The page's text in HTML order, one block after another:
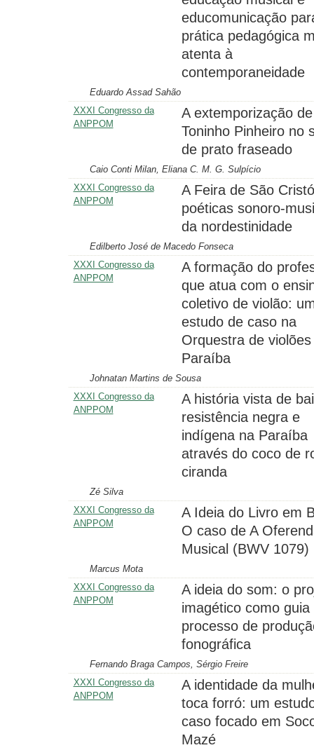
educomunicação
prática pedagógica
atenta à
contemporaneidade
Eduardo Assad Sahão
XXXI Congresso da
ANPPOM
A extemporização de
Toninho Pinheiro no
de prato fraseado
Caio Conti Milan, Eliana C. M. G. Sulpício
XXXI Congresso da
ANPPOM
A Feira de São
poéticas sonoro-
da nordestinidade
Edilberto José de Macedo Fonseca
XXXI Congresso da
ANPPOM
A formação do
que atua com o
coletivo de violão:
estudo de caso na
Orquestra de violões
Paraíba
Johnatan Martins de Sousa
XXXI Congresso da
ANPPOM
A história vista de
resistência negra e
indígena na Paraíba
através do coco de
ciranda
Zé Silva
XXXI Congresso da
ANPPOM
A Ideia do Livro em
O caso de A
Musical (BWV 1079)
Marcus Mota
XXXI Congresso da
ANPPOM
A ideia do som: o
imagético como guia
processo de
fonográfica
Fernando Braga Campos, Sérgio Freire
XXXI Congresso da
ANPPOM
A identidade da
toca forró: um
caso focado em
Mazé